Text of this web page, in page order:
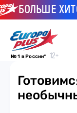
БОЛЬШЕ
№ 1 в России*